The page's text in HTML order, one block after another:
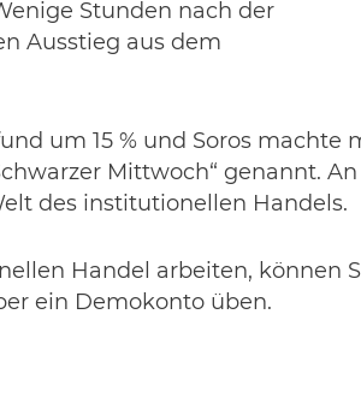
Stunden nach der
Ausstieg aus dem
um 15 % und Soros machte
Mittwoch“ genannt. An
des institutionellen Handels.
Handel arbeiten, können
ein Demokonto üben.